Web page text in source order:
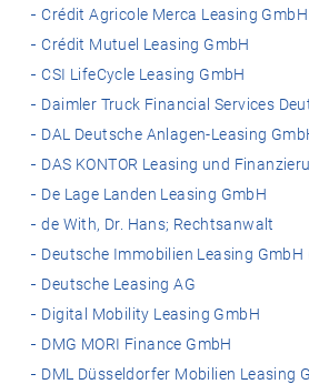
Crédit Agricole Merca Leasing GmbH
Crédit Mutuel Leasing GmbH
CSI LifeCycle Leasing GmbH
Daimler Truck Financial Services
DAL Deutsche Anlagen-Leasing
DAS KONTOR Leasing und
De Lage Landen Leasing GmbH
de With, Dr. Hans; Rechtsanwalt
Deutsche Immobilien Leasing GmbH
Deutsche Leasing AG
Digital Mobility Leasing GmbH
DMG MORI Finance GmbH
DML Düsseldorfer Mobilien Leasing